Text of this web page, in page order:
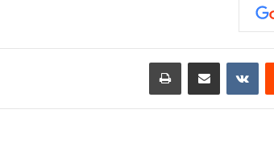
مشاركة عبر البريد طباعة